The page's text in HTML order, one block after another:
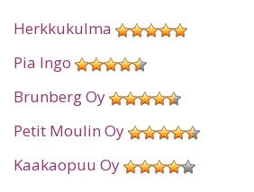
Herkkukulma
Pia Ingo
Brunberg Oy
Petit Moulin Oy
Kaakaopuu Oy